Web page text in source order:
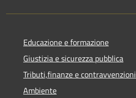
Educazione e formazione
Giustizia e sicurezza pubblica
Tributi,finanze e contravvenzioni
Ambiente